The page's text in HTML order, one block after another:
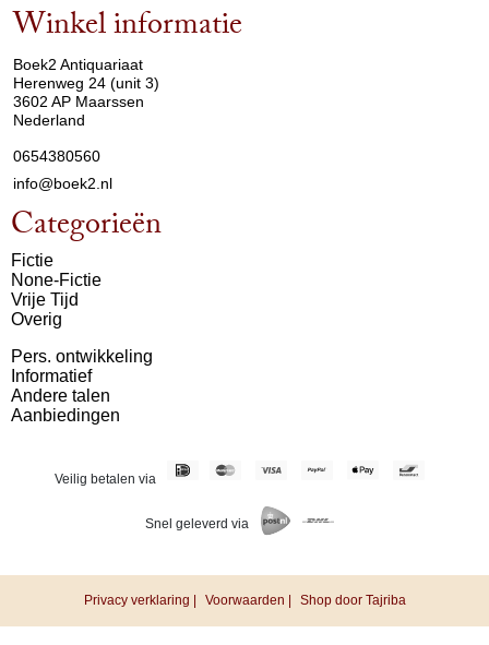
Winkel informatie
Boek2 Antiquariaat
Herenweg 24 (unit 3)
3602 AP Maarssen
Nederland
0654380560
info@boek2.nl
Categorieën
Fictie
None-Fictie
Vrije Tijd
Overig
Pers. ontwikkeling
Informatief
Andere talen
Aanbiedingen
Veilig betalen via
Snel geleverd via
Privacy verklaring | Voorwaarden | Shop door Tajriba